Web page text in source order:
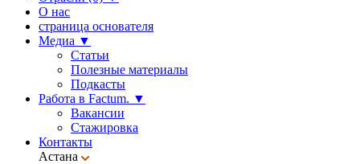
О нас
страница основателя
Медиа ▼
Статьи
Полезные материалы
Подкасты
Работа в Factum. ▼
Вакансии
Стажировка
Контакты
Астана